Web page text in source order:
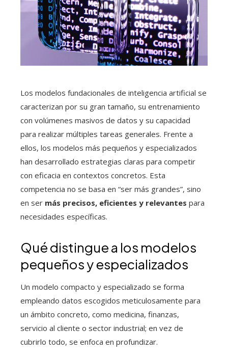
Los modelos fundacionales de inteligencia artificial se
caracterizan por su gran tamaño, su entrenamiento
con volúmenes masivos de datos y su capacidad
para realizar múltiples tareas generales. Frente a
ellos, los modelos más pequeños y especializados
han desarrollado estrategias claras para competir
con eficacia en contextos concretos. Esta
competencia no se basa en “ser más grandes”, sino
en ser más precisos, eficientes y relevantes para
necesidades específicas.
Qué distingue a los modelos
pequeños y especializados
Un modelo compacto y especializado se forma
empleando datos escogidos meticulosamente para
un ámbito concreto, como medicina, finanzas,
servicio al cliente o sector industrial; en vez de
cubrirlo todo, se enfoca en profundizar.